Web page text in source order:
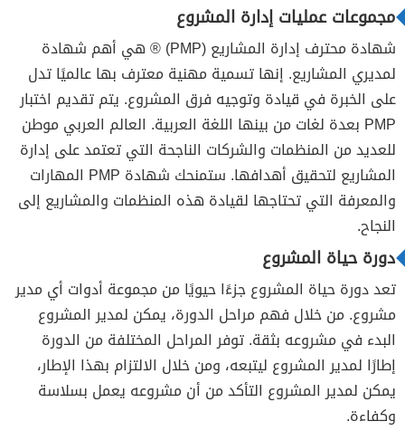
مجموعات عمليات إدارة المشروع
شهادة محترف إدارة المشاريع (PMP) ® هي أهم شهادة
لمديري المشاريع. إنها تسمية مهنية معترف بها عالميًا تدل
على الخبرة في قيادة وتوجيه فرق المشروع. يتم تقديم اختبار
PMP بعدة لغات من بينها اللغة العربية. العالم العربي موطن
للعديد من المنظمات والشركات الناجحة التي تعتمد على إدارة
المشاريع لتحقيق أهدافها. ستمنحك شهادة PMP المهارات
والمعرفة التي تحتاجها لقيادة هذه المنظمات والمشاريع إلى
النجاح.
دورة حياة المشروع
تعد دورة حياة المشروع جزءًا حيويًا من مجموعة أدوات أي مدير
مشروع. من خلال فهم مراحل الدورة، يمكن لمدير المشروع
البدء في مشروعه بثقة. توفر المراحل المختلفة من الدورة
إطارًا لمدير المشروع ليتبعه، ومن خلال الالتزام بهذا الإطار،
يمكن لمدير المشروع التأكد من أن مشروعه يعمل بسلاسة
وكفاءة.